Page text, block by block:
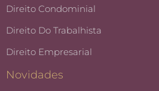
Direito Condominial
Direito Do Trabalhista
Direito Empresarial
Novidades